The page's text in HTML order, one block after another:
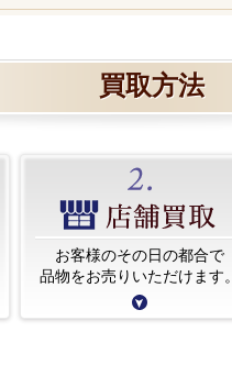
買取方法
お客様のその日の都合で
品物をお売りいただけます。